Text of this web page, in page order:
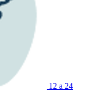
12 a 24